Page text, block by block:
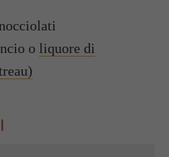
o liquore di